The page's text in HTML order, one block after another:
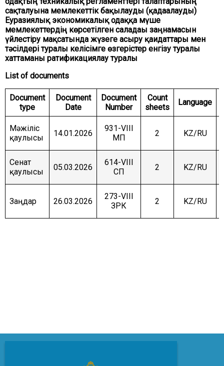
сақталуына мемлекеттік бақылауды (қадағалауды)
Еуразиялық экономикалық одаққа мүше
мемлекеттердің көрсетілген саладағы заңнамасын
үйлестіру мақсатында жүзеге асыру қағидаттары мен
тәсілдері туралы келісімге өзгерістер енгізу туралы
хаттаманы ратификациялау туралы
List of documents
Document
type
Document
Date
Document
Number
Count
sheets
Language
Мәжіліс
қаулысы
14.01.2026
931-VIII
МП
2 KZ/RU
Сенат
қаулысы
05.03.2026
614-VIII
СП
2 KZ/RU
Заңдар 26.03.2026
273-VIII
ЗРК
2 KZ/RU
COMMITTEE ON SOCIAL AND CULTURAL
DEVELOPMENT AND SCIENCE
COMMITTEE ON ECONOMIC POLICY, INNOVATION
DEVELOPMENT AND ENTREPRENEURSHIP